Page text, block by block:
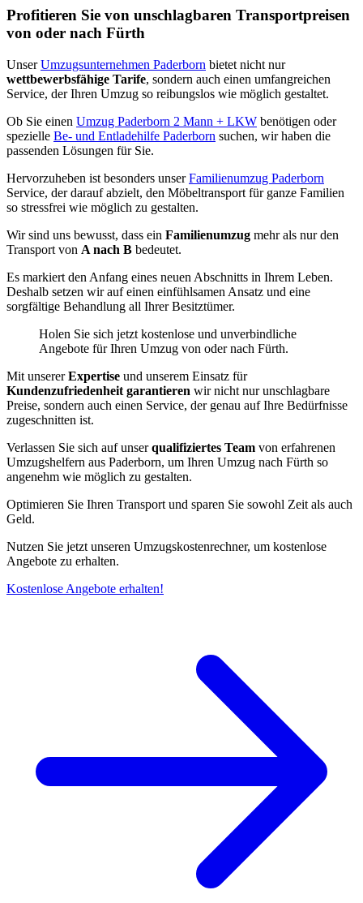
Profitieren Sie von unschlagbaren Transportpreisen
von oder nach Fürth
UnserUmzugsunternehmen Paderborn bietet nicht nur
wettbewerbsfähige Tarife, sondern auch einen umfangreichen
Service, der Ihren Umzug so reibungslos wie möglich gestaltet.
Ob Sie einen Umzug Paderborn 2 Mann + LKW benötigen oder
spezielle Be- und Entladehilfe Paderborn suchen, wir haben die
passenden Lösungen für Sie.
Hervorzuheben ist besonders unserFamilienumzug Paderborn
Service, der darauf abzielt, den Möbeltransport für ganze Familien
so stressfrei wie möglich zu gestalten.
Wir sind uns bewusst, dass ein Familienumzug mehr als nur den
Transport von A nach B bedeutet.
Es markiert den Anfang eines neuen Abschnitts in Ihrem Leben.
Deshalb setzen wir auf einen einfühlsamen Ansatz und eine
sorgfältige Behandlung all Ihrer Besitztümer.
Holen Sie sich jetzt kostenlose und unverbindliche
Angebote für Ihren Umzug von oder nach Fürth.
Mit unsererExpertise und unserem Einsatz für
Kundenzufriedenheit garantieren wir nicht nur unschlagbare
Preise, sondern auch einen Service, der genau auf Ihre Bedürfnisse
zugeschnitten ist.
Verlassen Sie sich auf unserqualifiziertes Team von erfahrenen
Umzugshelfern aus Paderborn, um Ihren Umzug nach Fürth so
angenehm wie möglich zu gestalten.
Optimieren Sie Ihren Transport und sparen Sie sowohl Zeit als auch
Geld.
Nutzen Sie jetzt unseren Umzugskostenrechner, um kostenlose
Angebote zu erhalten.
Kostenlose Angebote erhalten!